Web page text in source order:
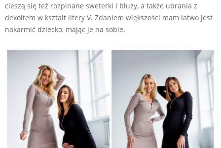
cieszą się też rozpinane sweterki i bluzy, a także ubrania z
dekoltem w kształt litery V. Zdaniem większości mam łatwo jest
nakarmić dziecko, mając je na sobie.